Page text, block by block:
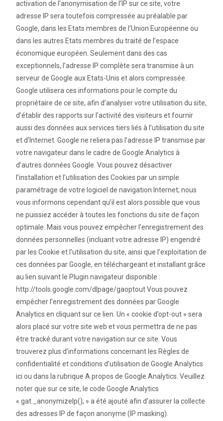
activation de l’anonymisation de l’IP sur ce site, votre
adresse IP sera toutefois compressée au préalable par
Google, dans les Etats membres de l’Union Européenne ou
dans les autres Etats membres du traité de l’espace
économique européen. Seulement dans des cas
exceptionnels, l’adresse IP complète sera transmise à un
serveur de Google aux Etats-Unis et alors compressée.
Google utilisera ces informations pour le compte du
propriétaire de ce site, afin d’analyser votre utilisation du site,
d’établir des rapports sur l’activité des visiteurs et fournir
aussi des données aux services tiers liés à l’utilisation du site
et d’Internet. Google ne reliera pas l’adresse IP transmise par
votre navigateur dans le cadre de Google Analytics à
d’autres données Google. Vous pouvez désactiver
l’installation et l’utilisation des Cookies par un simple
paramétrage de votre logiciel de navigation Internet; nous
vous informons cependant qu’il est alors possible que vous
ne puissiez accéder à toutes les fonctions du site de façon
optimale. Mais vous pouvez empêcher l’enregistrement des
données personnelles (incluant votre adresse IP) engendré
par les Cookie et l’utilisation du site, ainsi que l’exploitation de
ces données par Google, en téléchargeant et installant grâce
au lien suivant le Plugin navigateur disponible :
http://tools.google.com/dlpage/gaoptout Vous pouvez
empêcher l’enregistrement des données par Google
Analytics en cliquant sur ce lien. Un « cookie d’opt-out » sera
alors placé sur votre site web et vous permettra de ne pas
être tracké durant votre navigation sur ce site. Vous
trouverez plus d’informations concernant les Règles de
confidentialité et conditions d’utilisation de Google Analytics
ici ou dans la rubrique A propos de Google Analytics. Veuillez
noter que sur ce site, le code Google Analytics
« gat._anonymizeIp(); » a été ajouté afin d’assurer la collecte
des adresses IP de façon anonyme (IP masking).